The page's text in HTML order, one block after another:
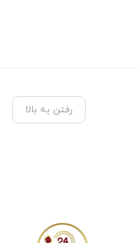
رفتن به بالا